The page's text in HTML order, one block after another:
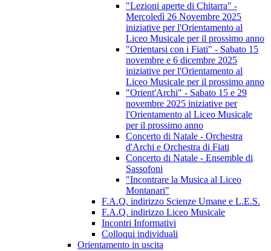
"Lezioni aperte di Chitarra" -
Mercoledì 26 Novembre 2025
iniziative per l'Orientamento al
Liceo Musicale per il prossimo anno
"Orientarsi con i Fiati" - Sabato 15
novembre e 6 dicembre 2025
iniziative per l'Orientamento al
Liceo Musicale per il prossimo anno
"Orient'Archi" - Sabato 15 e 29
novembre 2025 iniziative per
l'Orientamento al Liceo Musicale
per il prossimo anno
Concerto di Natale - Orchestra
d'Archi e Orchestra di Fiati
Concerto di Natale - Ensemble di
Sassofoni
"Incontrare la Musica al Liceo
Montanari"
F.A.Q. indirizzo Scienze Umane e L.E.S.
F.A.Q. indirizzo Liceo Musicale
Incontri Informativi
Colloqui individuali
Orientamento in uscita